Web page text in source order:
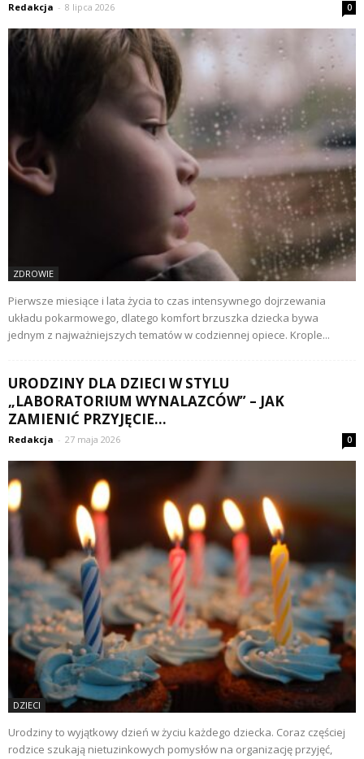
Redakcja - 8 lipca 2026 0
ZDROWIE
Pierwsze miesiące i lata życia to czas intensywnego dojrzewania
układu pokarmowego, dlatego komfort brzuszka dziecka bywa
jednym z najważniejszych tematów w codziennej opiece. Krople...
URODZINY DLA DZIECI W STYLU
„LABORATORIUM WYNALAZCÓW” – JAK
ZAMIENIĆ PRZYJĘCIE...
Redakcja - 27 maja 2026 0
DZIECI
Urodziny to wyjątkowy dzień w życiu każdego dziecka. Coraz częściej
rodzice szukają nietuzinkowych pomysłów na organizację przyjęć,